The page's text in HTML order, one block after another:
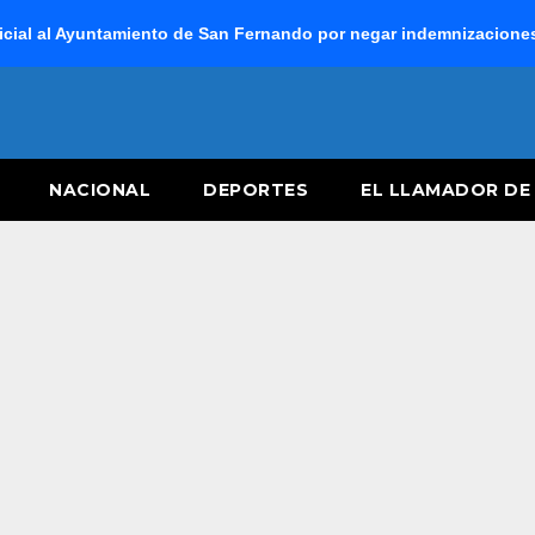
al Ayuntamiento de San Fernando por negar
NACIONAL DEPORTES EL LLAMADOR